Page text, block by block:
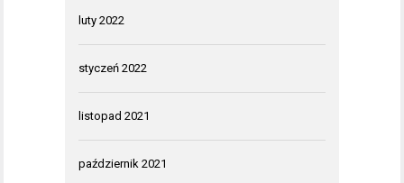
luty 2022
styczeń 2022
listopad 2021
październik 2021